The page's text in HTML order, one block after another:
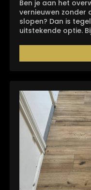
Ben je aan het
vernieuwen zonder
slopen? Dan is
uitstekende optie.